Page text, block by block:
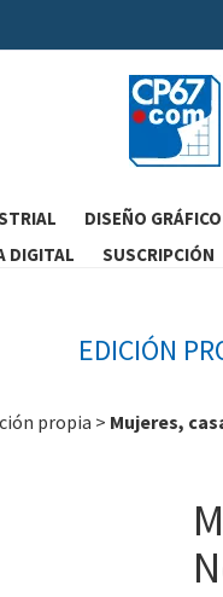
DISEÑO GRÁFICO
DIGITAL
SUSCRIPCIÓN
EDICIÓN
propia > Mujeres,